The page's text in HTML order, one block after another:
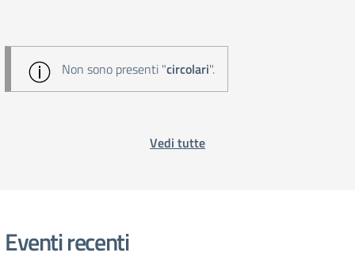
Non sono presenti "circolari".
Vedi tutte
Eventi recenti